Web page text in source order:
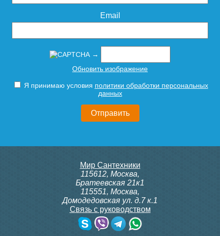
Email
→
Обновить изображение
Я принимаю условия политики обработки персональных
данных
Мир Сантехники
115612, Москва,
Братеевская 21к1
115551, Москва,
Домодедовская ул. д.7 к.1
Связь с руководством